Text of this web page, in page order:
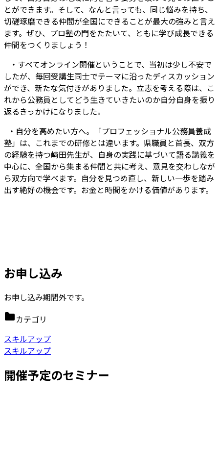
とができます。そして、なんと言っても、同じ悩みを持ち、
切磋琢磨できる仲間が全国にできることが最大の強みと言え
ます。ぜひ、プロ塾の門をたたいて、ともに学び成長できる
仲間をつくりましょう！
・すべてオンライン開催ということで、当初は少し不安で
したが、毎回受講生同士でテーマに沿ったディスカッション
ができ、新たな気付きがありました。立志を考える際は、こ
れから公務員としてどう生きていきたいのか自分自身を振り
返るきっかけになりました。
・自分を高めたい方へ。「プロフェッショナル公務員養成
塾」は、これまでの研修とは違います。県職員と首長、双方
の経験を持つ﨑田先生が、自身の実践に基づいて語る講義を
中心に、全国から集まる仲間と共に考え、意見を交わしなが
ら双方向で学べます。自分を見つめ直し、新しい一歩を踏み
出す絶好の機会です。お金と時間をかける価値があります。
お申し込み
お申し込み期間外です。
カテゴリ
スキルアップ
スキルアップ
開催予定のセミナー